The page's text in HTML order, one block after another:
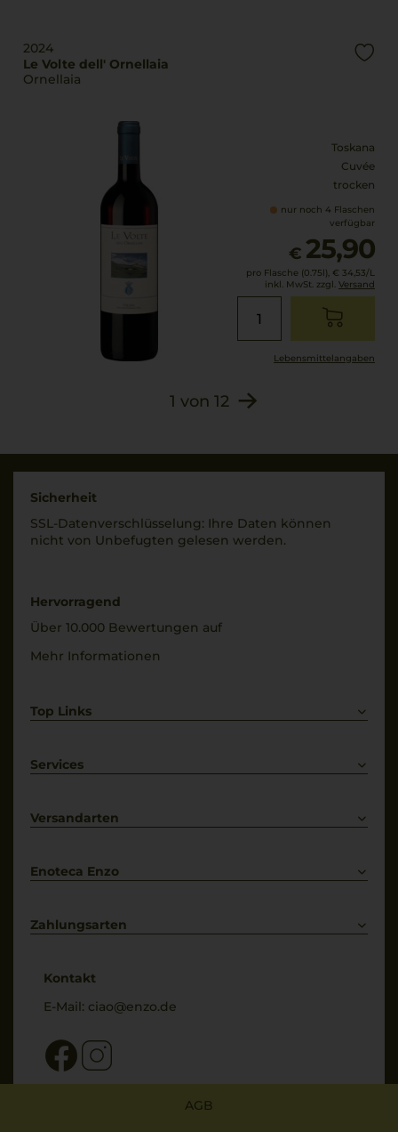
IT-BIO-015
2024
Le Volte dell' Ornellaia
Ornellaia
Toskana
Cuvée
trocken
nur noch 4 Flaschen
verfügbar
€ 25,90
pro Flasche (0.75l), € 34,53/L
inkl. MwSt. zzgl. Versand
Lebensmittel­angaben
1 von 12
Sicherheit
SSL-Daten­verschlüs­selung: Ihre Daten können
nicht von Unbe­fugten gelesen werden.
Hervorragend
Über 10.000 Bewertungen auf
Mehr Informationen
Top Links
Weißwein
Services
Kontakt
Versandarten
Enoteca Enzo
Bewertungs-Richtlinien
Zahlungsarten
Kontakt
E-Mail: ciao@enzo.de
AGB